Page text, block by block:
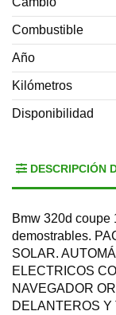
Combustible
Año
Kilómetros
Disponibilidad
DESCRIPCIÓN
Bmw 320d coupe
demostrables.
SOLAR.
ELECTRICOS
NAVEGADOR
DELANTEROS Y